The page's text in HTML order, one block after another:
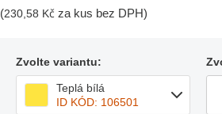
(230,58 Kč za kus bez DPH)
Zvolte variantu:
Teplá bílá
ID KÓD: 106501